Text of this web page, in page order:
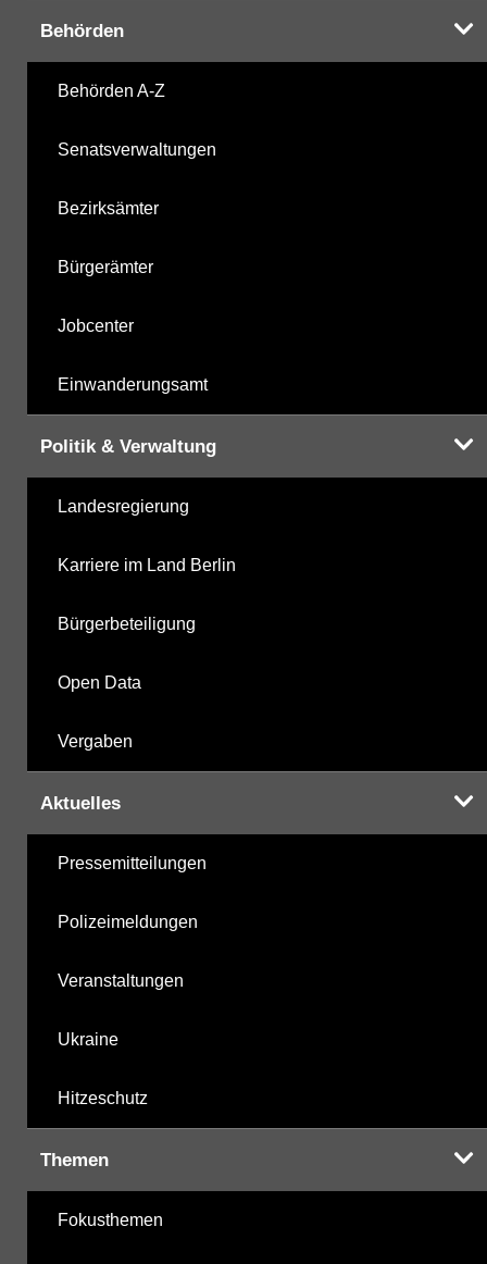
Behörden
Behörden A-Z
Senatsverwaltungen
Bezirksämter
Bürgerämter
Jobcenter
Einwanderungsamt
Politik & Verwaltung
Landesregierung
Karriere im Land Berlin
Bürgerbeteiligung
Open Data
Vergaben
Aktuelles
Pressemitteilungen
Polizeimeldungen
Veranstaltungen
Ukraine
Hitzeschutz
Themen
Fokusthemen